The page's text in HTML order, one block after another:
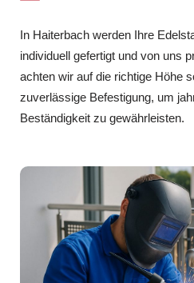
In Haiterbach werden Ihre
individuell gefertigt und von uns
achten wir auf die richtige Höhe
zuverlässige Befestigung, um
Beständigkeit zu gewährleisten.